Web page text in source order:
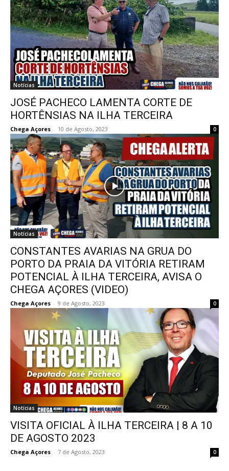
Notícias
JOSÉ PACHECO LAMENTA CORTE DE
HORTÊNSIAS NA ILHA TERCEIRA
Chega Açores - 10 de Agosto, 2023 0
Notícias
CONSTANTES AVARIAS NA GRUA DO
PORTO DA PRAIA DA VITÓRIA RETIRAM
POTENCIAL À ILHA TERCEIRA, AVISA O
CHEGA AÇORES (VIDEO)
Chega Açores - 9 de Agosto, 2023 0
Notícias
VISITA OFICIAL À ILHA TERCEIRA | 8 A 10
DE AGOSTO 2023
Chega Açores - 7 de Agosto, 2023 0